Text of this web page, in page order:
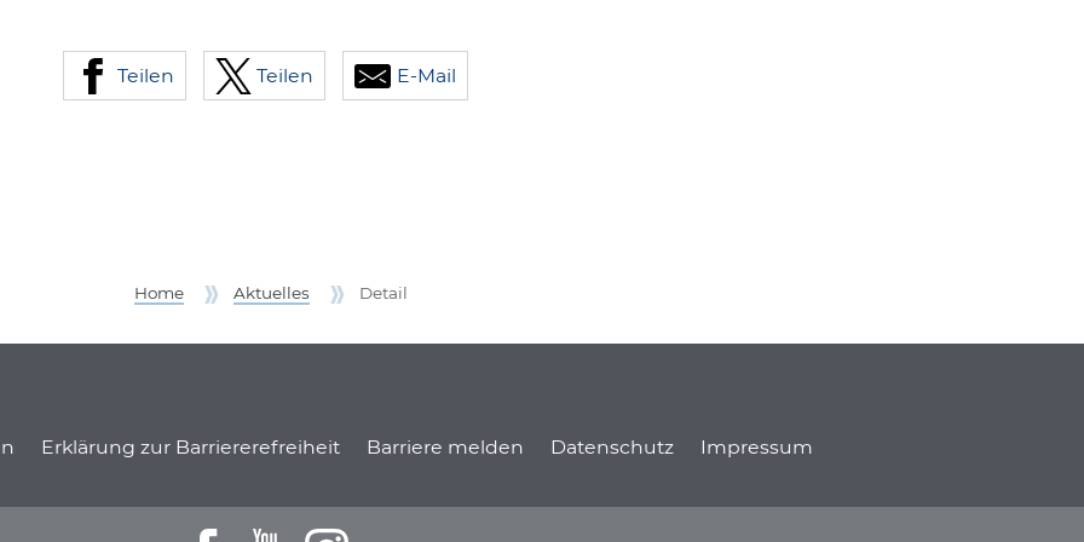
Teilen Teilen E-Mail
Home Aktuelles Detail
Erklärung zur Barriererefreiheit Barriere melden Datenschutz Impressum